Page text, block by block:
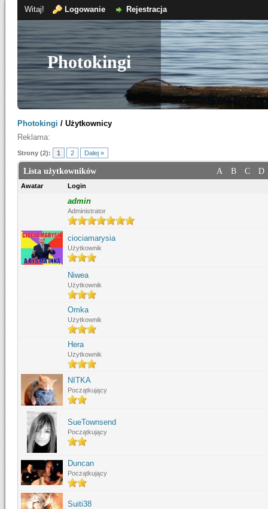
Witaj! Logowanie Rejestracja
Photokingi
Photokingi / Użytkownicy
Reklama:
Strony (2): 1 2 Dalej »
A B C D
Lista użytkowników
Awatar Login
admin
Administrator
ciociamarysia
Użytkownik
Niwea
Użytkownik
Omka
Użytkownik
Hera
Użytkownik
NITKA
Początkujący
SueTownsend
Początkujący
Duncan
Początkujący
Suiti38